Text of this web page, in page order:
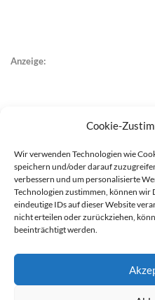
Cookie-
Wir verwenden Technologien wie
speichern und/oder darauf
verbessern und um personalisierte
Technologien zustimmen, können wir
eindeutige IDs auf dieser Website
nicht erteilen oder zurückziehen,
beeinträchtigt werden.
Anzeige: